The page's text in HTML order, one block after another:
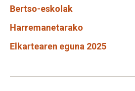
Bertso-eskolak
Harremanetarako
Elkartearen eguna 2025